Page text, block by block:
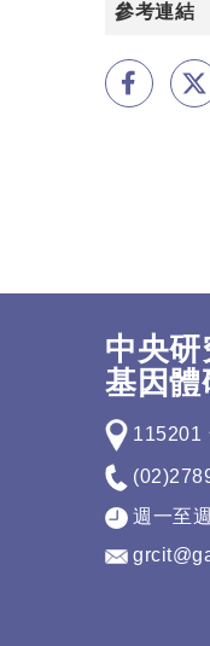
參考連結
中央研
基因體
115201
週一至